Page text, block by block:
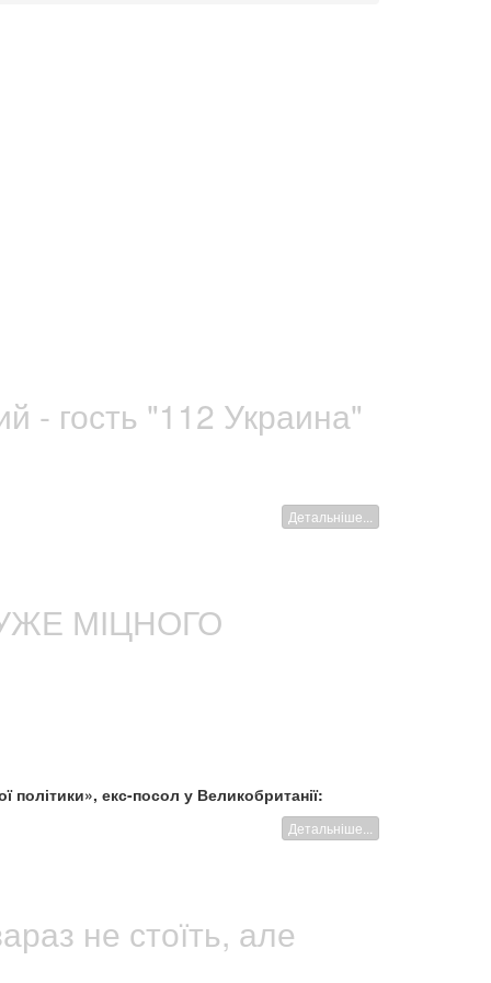
- гость "112 Украина"
Детальніше...
МІЦНОГО
політики», екс-посол у Великобританії:
Детальніше...
не стоїть, але